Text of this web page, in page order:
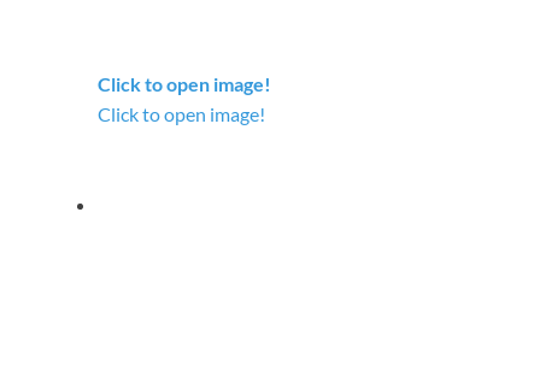
Click to open image!
Click to open image!